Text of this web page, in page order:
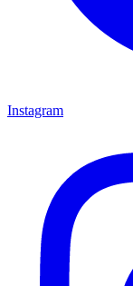
Instagram